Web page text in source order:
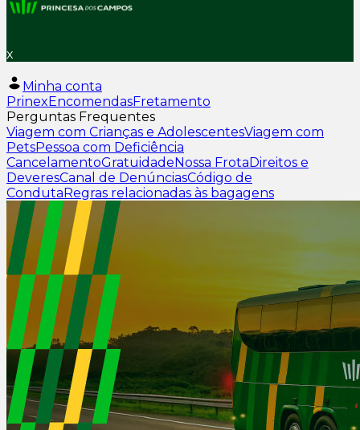
x
Minha conta
PrinexEncomendasFretamento
Perguntas Frequentes
Viagem com Crianças e AdolescentesViagem com
PetsPessoa com Deficiência
CancelamentoGratuidadeNossa FrotaDireitos e
DeveresCanal de DenúnciasCódigo de
CondutaRegras relacionadas às bagagens